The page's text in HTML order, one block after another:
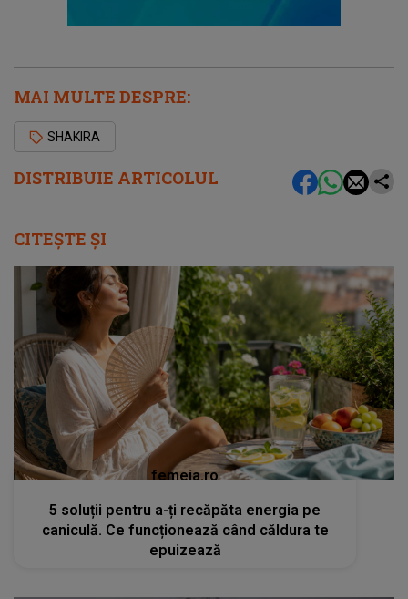
DISTRIBUIE ARTICOLUL
MAI MULTE DESPRE:
SHAKIRA
CITEȘTE ȘI
femeia.ro
5 soluții pentru a-ți recăpăta energia pe
caniculă. Ce funcționează când căldura te
epuizează